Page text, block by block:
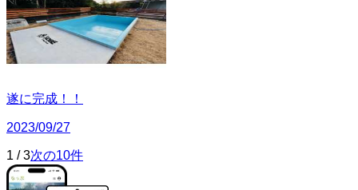
遂に完成！！
2023/09/27
1 /3次の10件